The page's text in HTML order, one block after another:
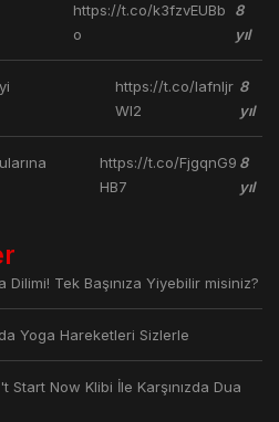
https://t.co/k3fzvEUBb
o
8
yıl
https://t.co/lafnljr
Wl2
8
yıl
https://t.co/FjgqnG9
HB7
8
yıl
Dilimi! Tek Başınıza Yiyebilir misiniz?
Yoga Hareketleri Sizlerle
Start Now Klibi İle Karşınızda Dua